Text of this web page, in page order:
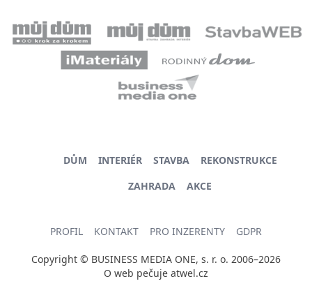
DŮM INTERIÉR STAVBA
REKONSTRUKCE
ZAHRADA
AKCE
PROFIL KONTAKT PRO INZERENTY GDPR
Copyright © BUSINESS MEDIA ONE, s. r. o. 2006–2026